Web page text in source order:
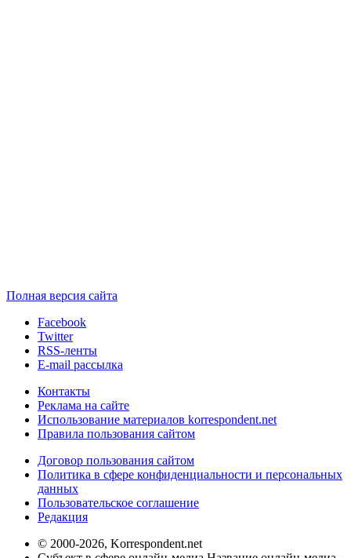
Полная версия сайта
Facebook
Twitter
RSS-ленты
E-mail рассылка
Контакты
Реклама на сайте
Использование материалов korrespondent.net
Правила пользования сайтом
Договор пользования сайтом
Политика в сфере конфиденциальности и персональных
данных
Пользовательское соглашение
Редакция
© 2000-2026, Korrespondent.net